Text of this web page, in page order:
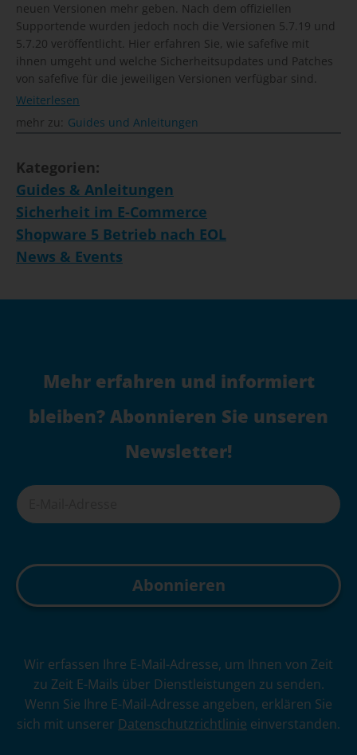
neuen Versionen mehr geben. Nach dem offiziellen
Supportende wurden jedoch noch die Versionen 5.7.19 und
5.7.20 veröffentlicht. Hier erfahren Sie, wie safefive mit
ihnen umgeht und welche Sicherheitsupdates und Patches
von safefive für die jeweiligen Versionen verfügbar sind.
Weiterlesen
mehr zu: Guides und Anleitungen
Kategorien:
Guides & Anleitungen
Sicherheit im E-Commerce
Shopware 5 Betrieb nach EOL
News & Events
Mehr erfahren und informiert
bleiben? Abonnieren Sie unseren
Newsletter!
e
Wir erfassen Ihre E-Mail-Adresse, um Ihnen von Zeit
zu Zeit E-Mails über Dienstleistungen zu senden.
Wenn Sie Ihre E-Mail-Adresse angeben, erklären Sie
sich mit unserer Datenschutzrichtlinie einverstanden.